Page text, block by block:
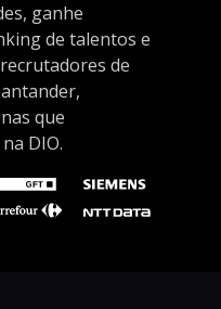
ganhe
de talentos e
de
que
DIO.